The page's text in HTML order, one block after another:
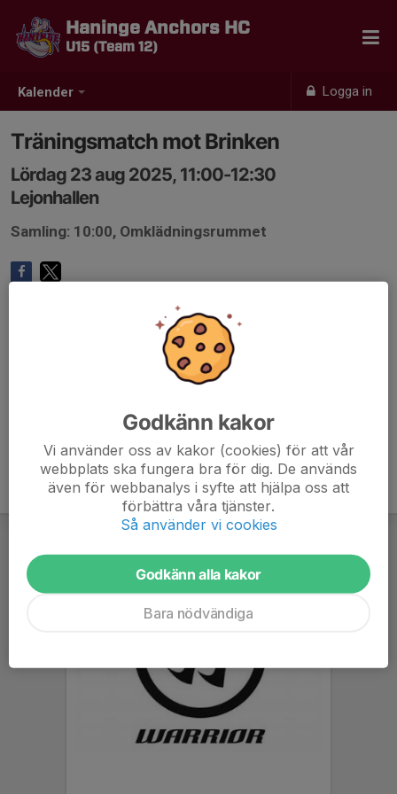
Kalender Logga in
Haninge Anchors HC
U15 (Team 12)
Träningsmatch mot Brinken
Lördag 23 aug 2025, 11:00-12:30
Lejonhallen
Samling: 10:00, Omklädningsrummet
Godkänn kakor
Vi använder oss av kakor (cookies) för att vår
webbplats ska fungera bra för dig. De används
även för webbanalys i syfte att hjälpa oss att
förbättra våra tjänster.
Så använder vi cookies
Godkänn alla kakor
Bara nödvändiga